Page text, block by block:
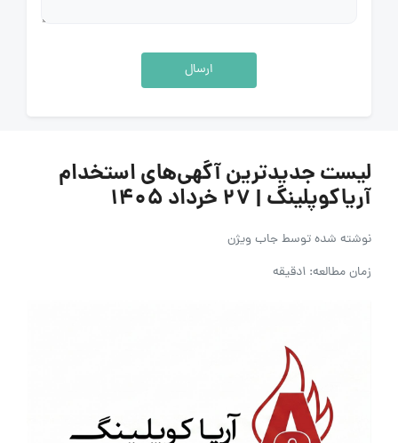
ارسال
لیست جدیدترین آگهی‌های استخدام
آریاکوپلینگ | ۲۷ خرداد ۱۴۰۵
نوشته شده توسطجاب ویژن
زمان مطالعه: 1دقیقه